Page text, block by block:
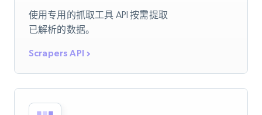
使用专用的抓取工具 API 按需提取
已解析的数据。
Scrapers API